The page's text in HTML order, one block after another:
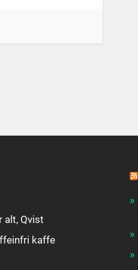
alt, Qvist
kaffe